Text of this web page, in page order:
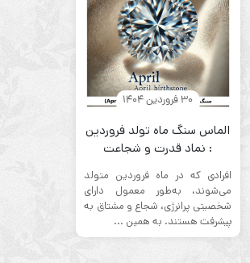
30 فروردین 1404
الماس سنگ ماه تولد فروردین
: نماد قدرت و شجاعت
افرادی که در ماه فروردین متولد
می‌شوند، به‌طور معمول دارای
شخصیتی پرانرژی، شجاع و مشتاق به
پیشرفت هستند. به همین ...